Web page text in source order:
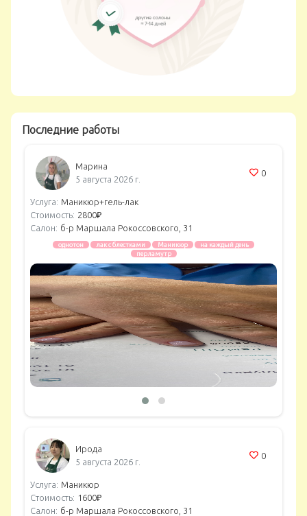
Последние работы
Марина
5 августа 2026 г.
0
Услуга: Маникюр+гель-лак
Стоимость: 2800₽
Салон: б-р Маршала Рокоссовского, 31
однотон лак с блестками Маникюр
на каждый день
перламутр
Ирода
5 августа 2026 г.
0
Услуга: Маникюр
Стоимость: 1600₽
Салон: б-р Маршала Рокоссовского, 31